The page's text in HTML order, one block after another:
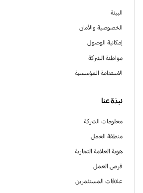
البيئة
الخصوصية والأمان
إمكانية الوصول
مواطنة الشركة
الاستدامة المؤسسية
نبذة عنا
معلومات الشركة
منطقة العمل
هوية العلامة التجارية
فرص العمل
علاقات المستثمرين